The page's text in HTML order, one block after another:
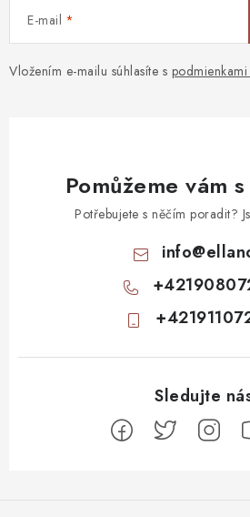
E-mail
Vložením e-mailu súhlasíte s
Pomůžeme vám
Potřebujete s něčím poradit?
info@